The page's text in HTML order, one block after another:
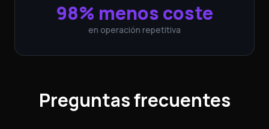
98% menos coste
en operación repetitiva
Preguntas frecuentes